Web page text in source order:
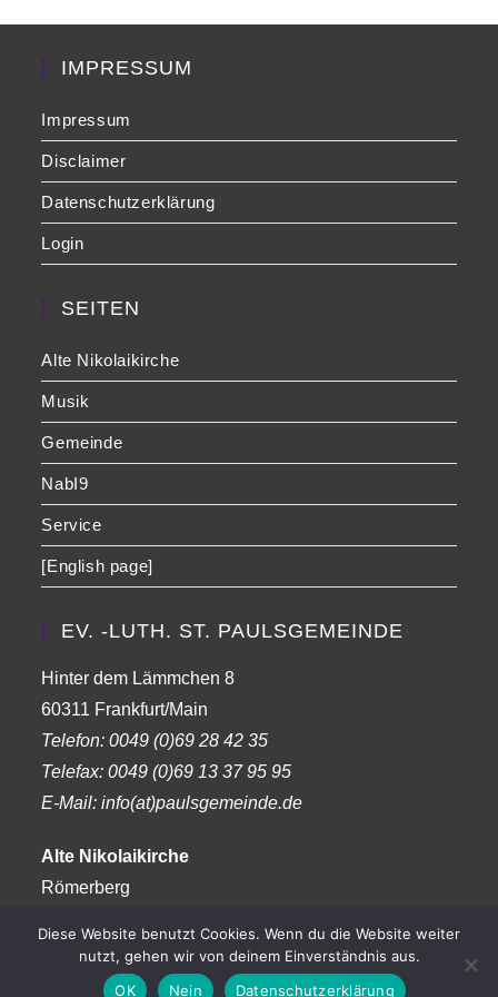
IMPRESSUM
Impressum
Disclaimer
Datenschutzerklärung
Login
SEITEN
Alte Nikolaikirche
Musik
Gemeinde
NabI9
Service
[English page]
EV. -LUTH. ST. PAULSGEMEINDE
Hinter dem Lämmchen 8
60311 Frankfurt/Main
Telefon:0049 (0)69 28 42 35
Telefax:0049 (0)69 13 37 95 95
E-Mail: info(at)paulsgemeinde.de
Alte Nikolaikirche
Römerberg
Diese Website benutzt Cookies. Wenn du die Website weiter
nutzt, gehen wir von deinem Einverständnis aus.
OK
Nein Datenschutzerklärung